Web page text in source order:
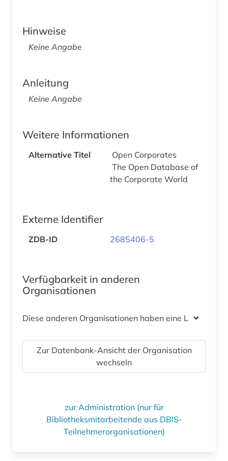
Hinweise
Keine Angabe
Anleitung
Keine Angabe
Weitere Informationen
Alternative Titel
Open Corporates
The Open Database of
the Corporate World
Externe Identifier
ZDB-ID 2685406-5
Verfügbarkeit in anderen
Organisationen
Diese anderen Organisationen haben eine Lizenz
Zur Datenbank-Ansicht der Organisation
wechseln
zur Administration (nur für
Bibliotheksmitarbeitende aus DBIS-
Teilnehmerorganisationen)